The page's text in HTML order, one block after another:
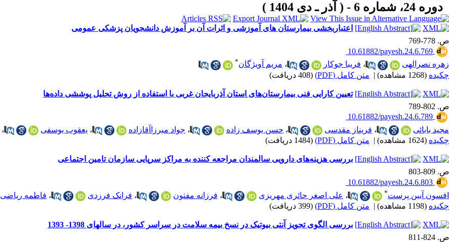
دوره 24، شماره 6 - ( آذر ـ دی 1404 )
اعتباربخشی بیمارستان های آموزشی و اثرات آن بر آموزش دانشجویان پزشکی عمومی
ص. 778-769
‎ 10.61882/payesh.24.6.769
زهره نصرالهی
، فریبا جوکار ، مریم آویژگان*
چکیده (1268 مشاهده) | متن کامل (PDF) (408 دریافت)
تعیین کارایی فنی بیمارستان‌های استان آذربایجان غربی با استفاده از روش تحلیل پوششی داده‌ها
ص. 802-789
‎ 10.61882/payesh.24.6.789
مجید بابائی
، فریناز مقدسی ، حسن یوسف زاده ، جواد میرزاآقازاده ، یعقوب یوسفی ،
چکیده (1624 مشاهده) | متن کامل (PDF) (1484 دریافت)
بررسی هزینه‌های دارویی سالمندان مراجعه کننده به مراکز سرپایی سازمان تامین اجتماعی
ص. 809-803
‎ 10.61882/payesh.24.6.803
افسون آیین پرست* ، علی اصغر حائری مهریزی ، فرزانه مفتون ، فرانک فرزدی ، فاطمه ریاضی
چکیده (1198 مشاهده) | متن کامل (PDF) (399 دریافت)
بررسی الگوی تجویز آنتی بیوتیک در نسخ بیمه سلامت در سراسر کشور، در سالهای 1398- 1393
ص. 824-811